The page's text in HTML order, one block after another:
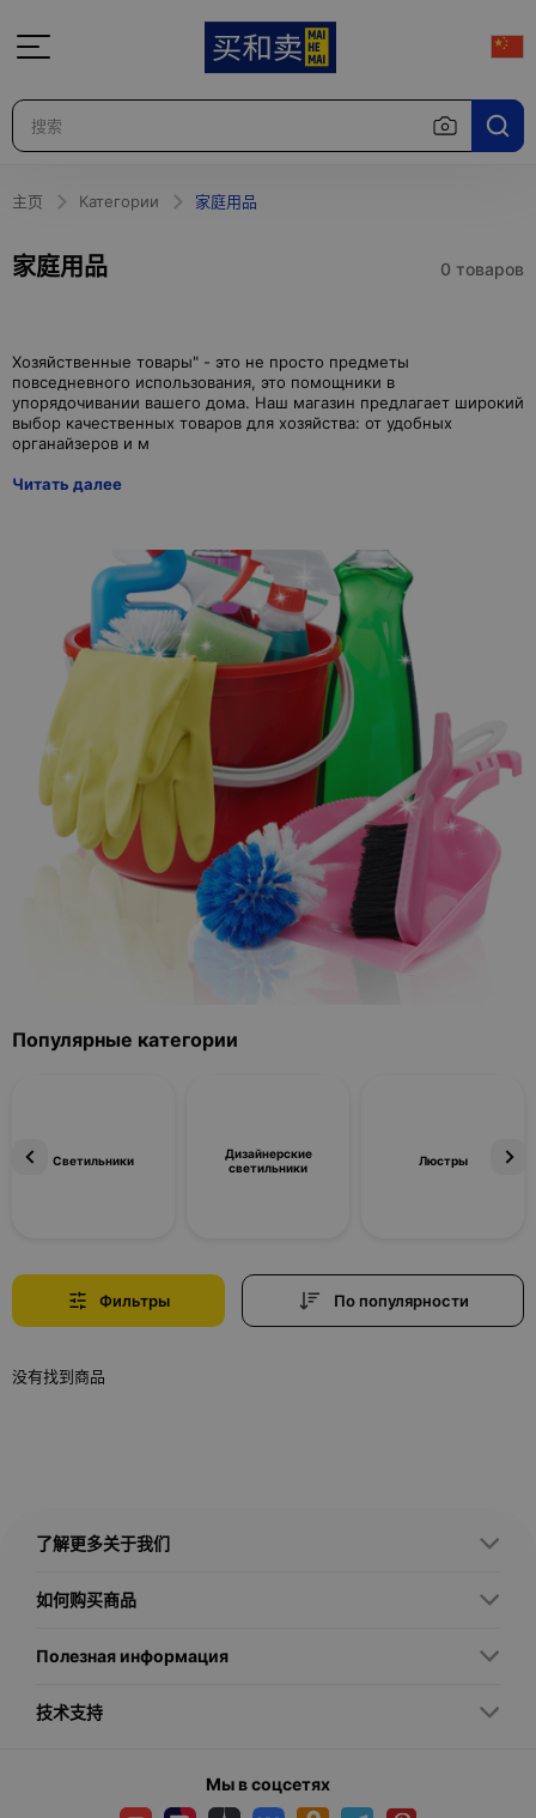
主页 Категории 家庭用品
家庭用品 0 товаров
Хозяйственные товары" - это не просто предметы
повседневного использования, это помощники в
упорядочивании вашего дома. Наш магазин предлагает широкий
выбор качественных товаров для хозяйства: от удобных
Читать далее
Популярные категории
Светильники
Дизайнерские
светильники
Люстры
Фильтры По популярности
没有找到商品
了解更多关于我们
如何购买商品
Полезная информация
技术支持
Мы в соцсетях